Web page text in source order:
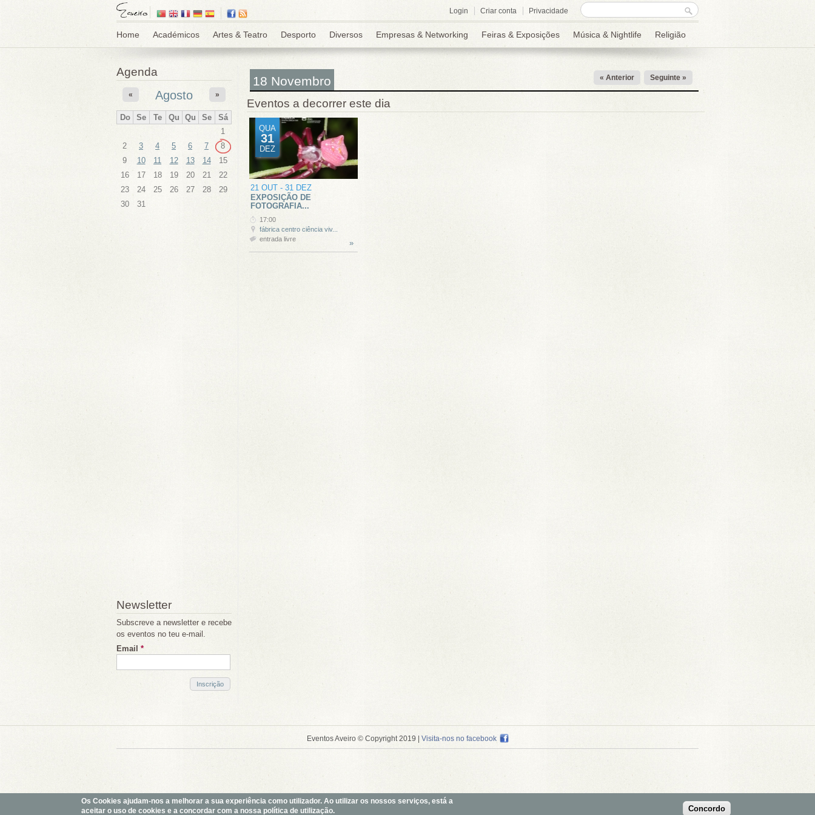
Formulário de
procura
Procurar
Login Criar conta Privacidade
Home Académicos Artes & Teatro Desporto Diversos Empresas & Networking Feiras & Exposições Música & Nightlife Religião
Agenda
Agosto
« »
Do Se Te Qu Qu Se
Sá
1
2
3 4 5 6 7
8
9
10 11 12 13 14
15
16
17 18 19 20 21
22
23
24 25 26 27 28
29
30
31
Newsletter
Subscreve a newsletter e recebe
os eventos no teu e-mail.
Email *
18 Novembro « Anterior Seguinte »
Eventos a decorrer este dia
QUA
31
DEZ
21 OUT - 31 DEZ
EXPOSIÇÃO DE
FOTOGRAFIA...
»
17:00
fábrica centro ciência viv...
entrada livre
Eventos Aveiro © Copyright 2019 | Visita-nos no facebook
Os Cookies ajudam-nos a melhorar a sua experiência como utilizador. Ao utilizar os nossos serviços, está a
aceitar o uso de cookies e a concordar com a nossa política de utilização.
Concordo